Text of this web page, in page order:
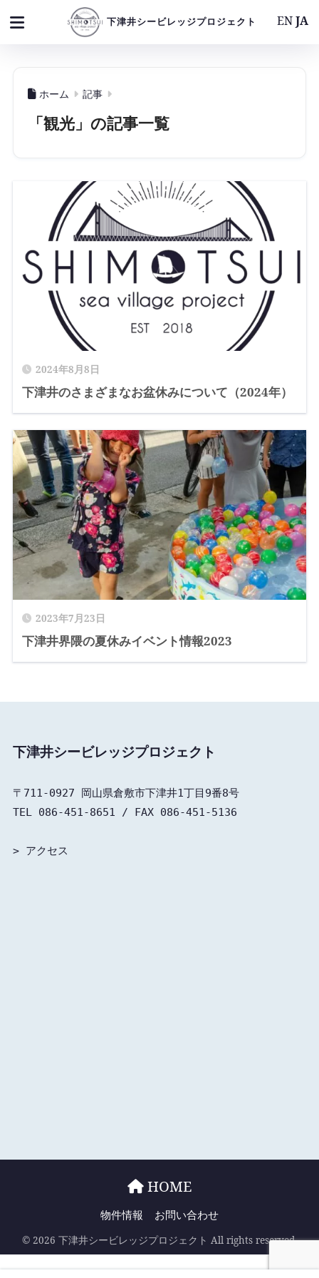
下津井シービレッジプロジェクト
ホーム 記事
「観光」の記事一覧
2024年8月8日
下津井のさまざまなお盆休みについて（2024年）
2023年7月23日
下津井界隈の夏休みイベント情報2023
下津井シービレッジプロジェクト
〒711-0927 岡山県倉敷市下津井1丁目9番8号
TEL 086-451-8651 / FAX 086-451-5136
> アクセス
HOME
物件情報 お問い合わせ
© 2026 下津井シービレッジプロジェクト All rights reserved.
ENJA